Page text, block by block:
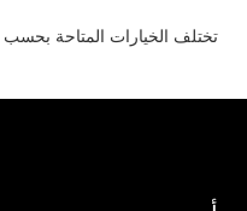
تختلف الخيارات المتاحة